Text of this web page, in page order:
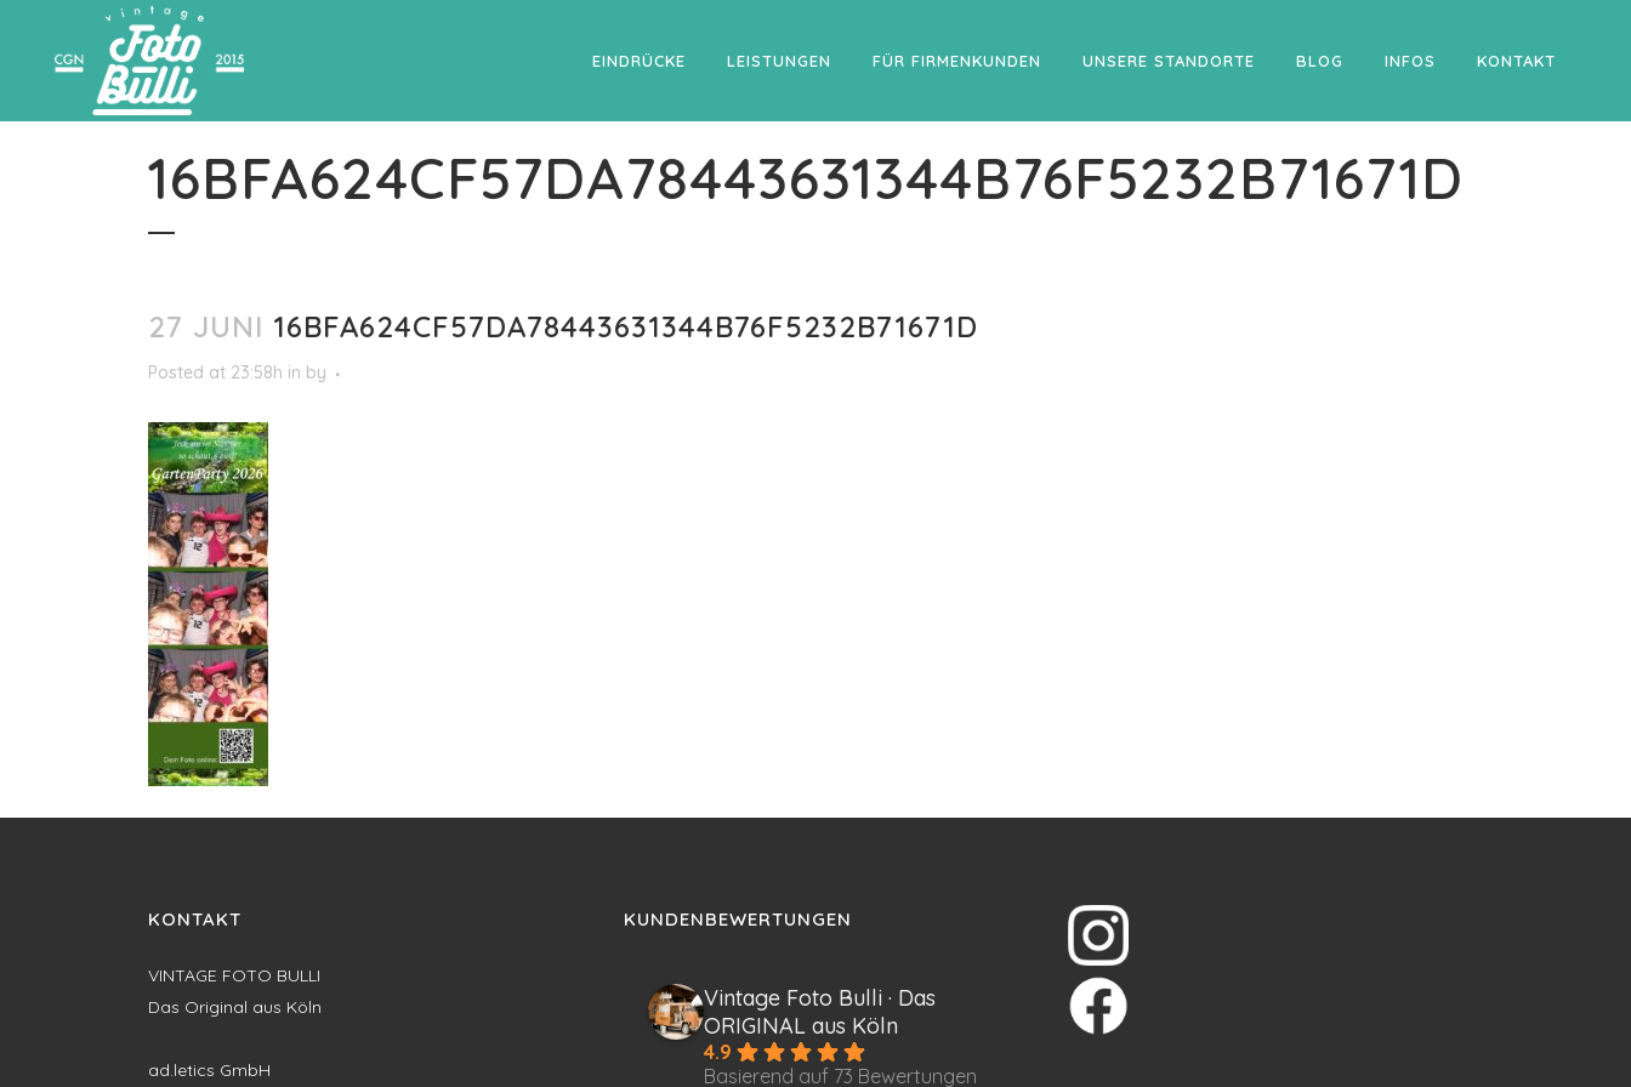
EINDRÜCKE LEISTUNGEN FÜR FIRMENKUNDEN UNSERE STANDORTE BLOG INFOS KONTAKT
16BFA624CF57DA78443631344B76F5232B71671D
27 JUNI 16BFA624CF57DA78443631344B76F5232B71671D
Posted at 23:58h in by
KONTAKT
VINTAGE FOTO BULLI
Das Original aus Köln
ad.letics GmbH
KUNDENBEWERTUNGEN
Vintage Foto Bulli · Das
ORIGINAL aus Köln
4.9
Basierend auf 73 Bewertungen